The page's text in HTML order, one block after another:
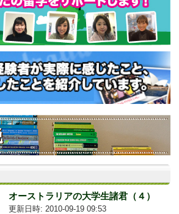
オーストラリアの大学生諸君（４）
更新日時: 2010-09-19 09:53